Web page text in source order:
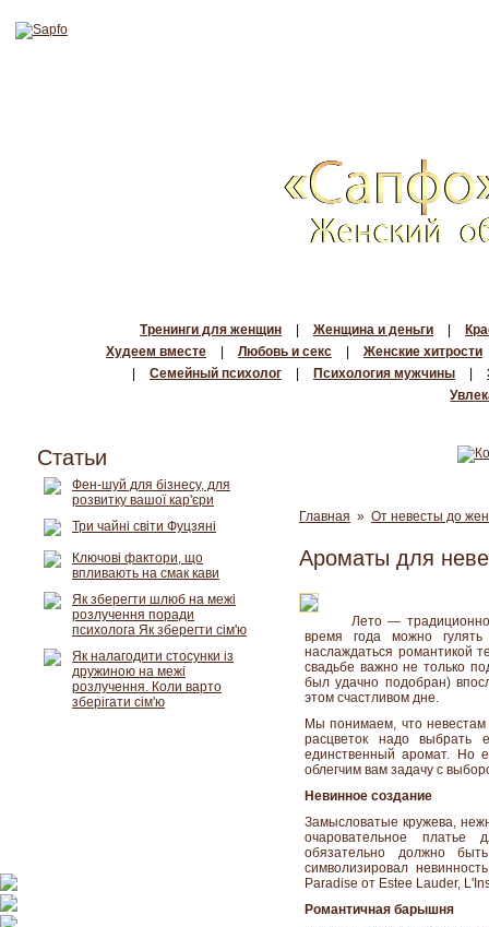
Тренинги для женщин Женщина и деньги
Худеем вместе
Любовь и секс
Женские хитрости
Семейный психолог Психология мужчины
Главная » От невесты до
Ароматы для
Лето —
время года можно
наслаждаться романтикой
свадьбе важно не только
был удачно подобран)
этом счастливом дне.
Мы понимаем, что невестам
расцветок надо выбрать
единственный аромат. Но
облегчим вам задачу с
Невинное создание
Замысловатые кружева,
очаровательное
обязательно должно
символизировал
Paradise от Estee Lauder,
Романтичная барышня
Статьи
Фен-шуй для бізнесу, для
розвитку вашої кар'єри
Три чайні світи Фуцзяні
Ключові фактори, що
впливають на смак кави
Як зберегти шлюб на межі
розлучення поради
психолога Як зберегти сім'ю
Як налагодити стосунки із
дружиною на межі
розлучення. Коли варто
зберігати сім'ю